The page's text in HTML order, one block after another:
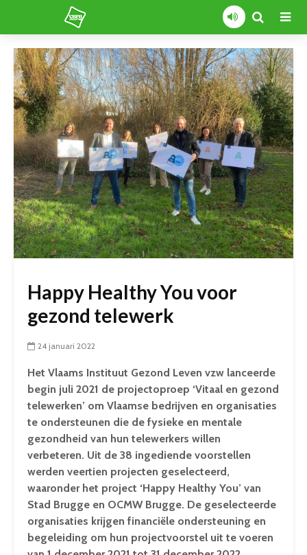
Happy Healthy You voor
gezond telewerk
24 januari 2022
Het Vlaams Instituut Gezond Leven vzw lanceerde
begin juli 2021 de projectoproep ‘Vitaal en gezond
telewerken’ om Vlaamse bedrijven en organisaties
te ondersteunen die de fysieke en mentale
gezondheid van hun telewerkers willen
verbeteren. Uit de 38 ingediende voorstellen
werden veertien projecten geselecteerd,
waaronder het project ‘Happy Healthy You’ van
Stad Brugge en OCMW Brugge. De geselecteerde
organisaties krijgen financiële ondersteuning en
begeleiding om hun projectvoorstel uit te voeren